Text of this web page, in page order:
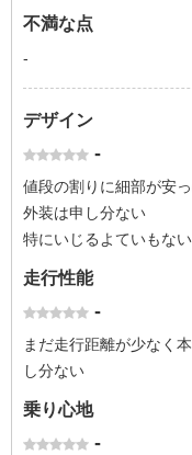
不満な点
-
デザイン
-
値段の割りに細部が安
外装は申し分ない
特にいじるよていもない
走行性能
-
まだ走行距離が少なく
し分ない
乗り心地
-